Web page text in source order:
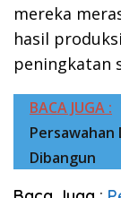
mereka
hasil
peningkatan
BACA JUGA :
Persawahan
Dibangun